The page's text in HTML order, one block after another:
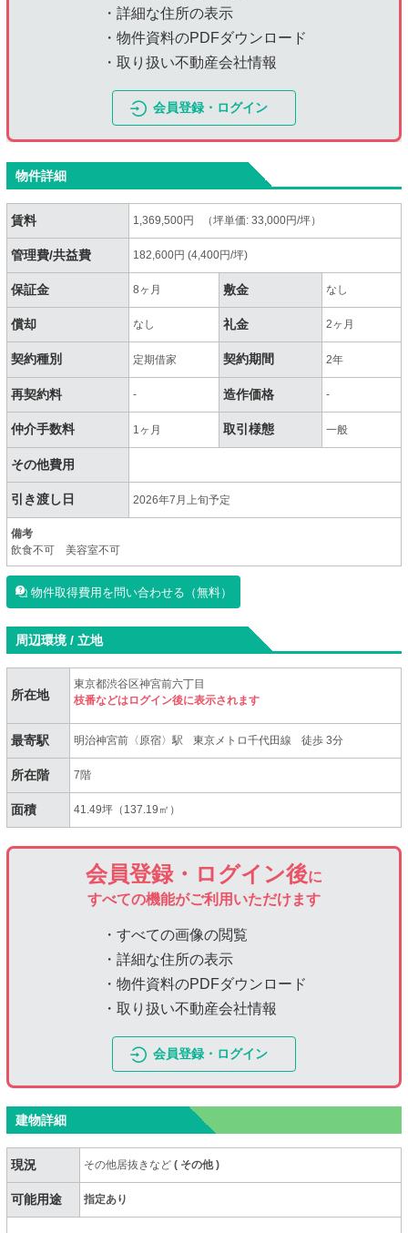
・詳細な住所の表示
・物件資料のPDFダウンロード
・取り扱い不動産会社情報
会員登録・ログイン
物件詳細
賃料 1,369,500円 （坪単価: 33,000円/坪）
管理費/共益費 182,600円 (4,400円/坪)
保証金 8ヶ月 敷金 なし
償却 なし 礼金 2ヶ月
契約種別 定期借家 契約期間 2年
再契約料 - 造作価格 -
仲介手数料 1ヶ月 取引様態 一般
その他費用
引き渡し日 2026年7月上旬予定
備考
飲食不可 美容室不可
物件取得費用を問い合わせる（無料）
周辺環境 / 立地
所在地
東京都渋谷区神宮前六丁目
枝番などはログイン後に表示されます
最寄駅 明治神宮前〈原宿〉駅 東京メトロ千代田線 徒歩 3分
所在階 7階
面積 41.49坪（137.19㎡）
会員登録・ログイン後に
すべての機能がご利用いただけます
・すべての画像の閲覧
・詳細な住所の表示
・物件資料のPDFダウンロード
・取り扱い不動産会社情報
会員登録・ログイン
建物詳細
現況 その他居抜きなど( その他)
可能用途 指定あり